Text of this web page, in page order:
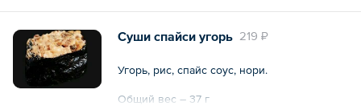
219 ₽
Суши спайси угорь
Угорь, рис, спайс соус, нори.
Общий вес – 37 г